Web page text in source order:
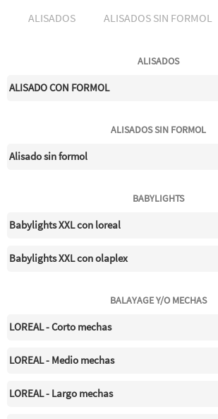
ALISADOS ALISADOS SIN FORMOL
ALISADOS
ALISADO CON FORMOL
ALISADOS SIN FORMOL
Alisado sin formol
BABYLIGHTS
Babylights XXL con loreal
Babylights XXL con olaplex
BALAYAGE Y/O MECHAS
LOREAL - Corto mechas
LOREAL - Medio mechas
LOREAL - Largo mechas